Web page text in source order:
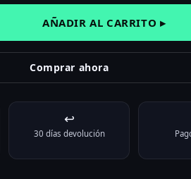
AÑADIR AL CARRITO ▸
Comprar ahora
God cantidad
↩
30 días devolución